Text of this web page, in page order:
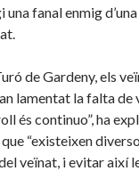
fanal enmig
de Gardeny, els
lamentat la falta de
és continuo”, ha
“existeixen
veïnat, i evitar així